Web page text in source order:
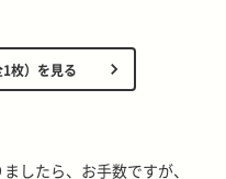
枚）を見る
したら、お手数ですが、